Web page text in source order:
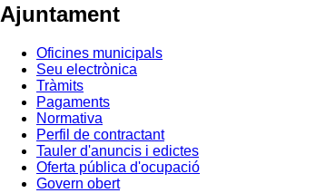
Ajuntament
Oficines municipals
Seu electrònica
Tràmits
Pagaments
Normativa
Perfil de contractant
Tauler d'anuncis i edictes
Oferta pública d'ocupació
Govern obert